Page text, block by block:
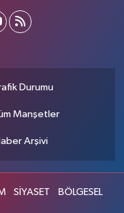
Durumu
Manşetler
Arşivi
SİYASET
BÖLGESEL